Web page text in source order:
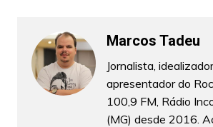
Marcos Tadeu
Jornalista,
apresentador do
100,9 FM, Rádio
(MG) desde 2016.